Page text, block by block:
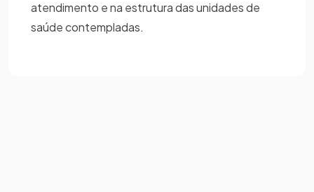
atendimento e na estrutura das unidades de
saúde contempladas.